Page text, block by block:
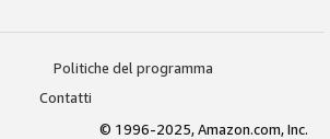
Politiche del programma
Contatti
© 1996-2025, Amazon.com, Inc.